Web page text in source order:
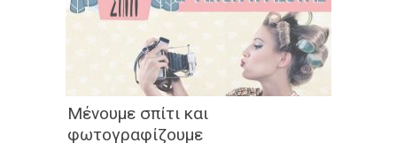
Μένουμε σπίτι και
φωτογραφίζουμε